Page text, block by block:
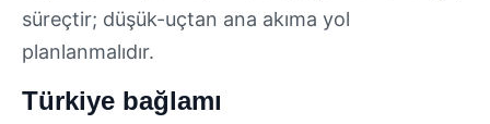
süreçtir; düşük-uçtan ana akıma yol
planlanmalıdır.
Türkiye bağlamı